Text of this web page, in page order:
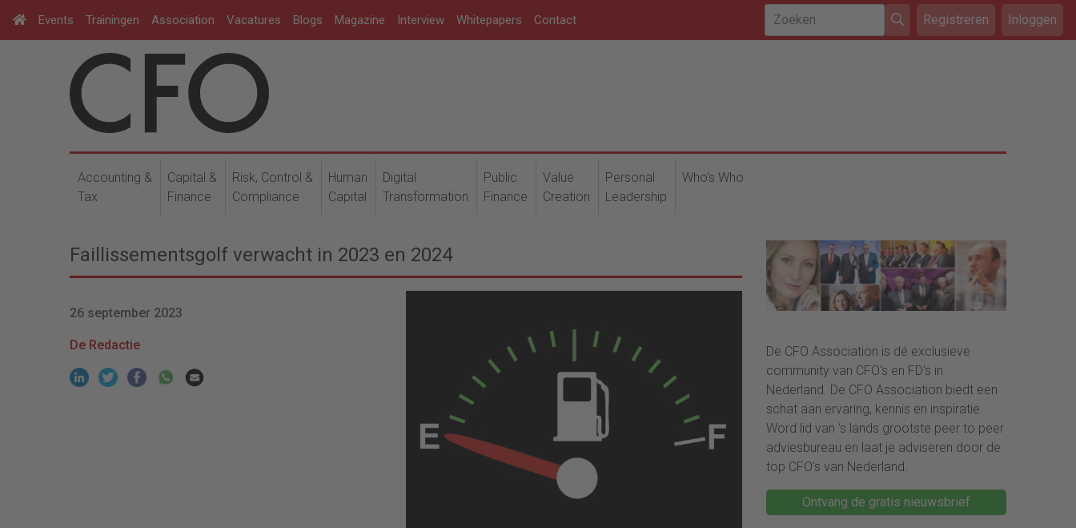
Events Trainingen Association Vacatures Blogs Magazine Interview Whitepapers Contact Registreren Inloggen
Accounting &
Tax
Capital &
Finance
Risk, Control &
Compliance
Human
Capital
Digital
Transformation
Public
Finance
Value
Creation
Personal
Leadership
Who's Who
Faillissementsgolf verwacht in 2023 en 2024
26 september 2023
De Redactie
De CFO Association is dé exclusieve
community van CFO's en FD's in
Nederland. De CFO Association biedt een
schat aan ervaring, kennis en inspiratie.
Word lid van ‘s lands grootste peer to peer
adviesbureau en laat je adviseren door de
top CFO's van Nederland.
Ontvang de gratis nieuwsbrief